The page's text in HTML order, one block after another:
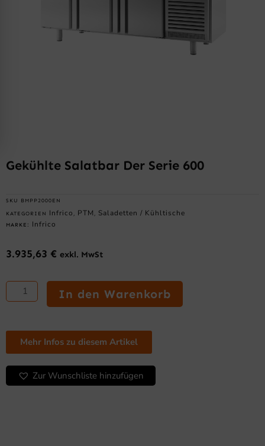
Gekühlte Salatbar Der Serie 600
SKU BMPP2000EN
KATEGORIEN Infrico , PTM , Saladetten / Kühltische
MARKE: Infrico
3.935,63 € exkl. MwSt
Gekühlte
Salatbar
der
600
Menge
In den Warenkorb
Mehr Infos zu diesem Artikel
Zur Wunschliste hinzufügen